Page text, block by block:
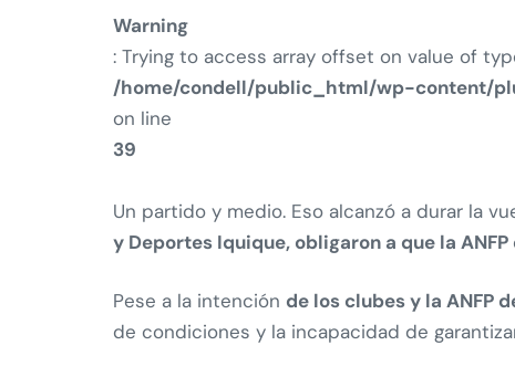
Warning
: Trying to access array offset on value of
/home/condell/public_html/wp-content/
on line
39
Un partido y medio. Eso alcanzó a durar la
y Deportes Iquique, obligaron a que la
Pese a la intención de los clubes y la ANFP
de condiciones y la incapacidad de